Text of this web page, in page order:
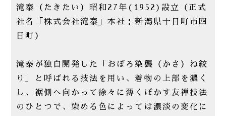
滝泰（たきたい）昭和27年(1952)設立（正式
社名「株式会社滝泰」本社：新潟県十日町市四
日町）
滝泰が独自開発した「おぼろ染襲（かさ）ね絞
り」と呼ばれる技法を用い、着物の上部を濃く
し、裾側へ向かって徐々に薄くぼかす友禅技法
のひとつで、染める色によっては濃淡の変化に